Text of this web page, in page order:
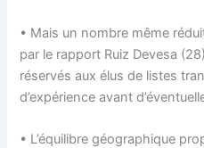
• Mais un nombre même
par le rapport Ruiz Devesa
réservés aux élus de listes
d’expérience avant
• L’équilibre géographique